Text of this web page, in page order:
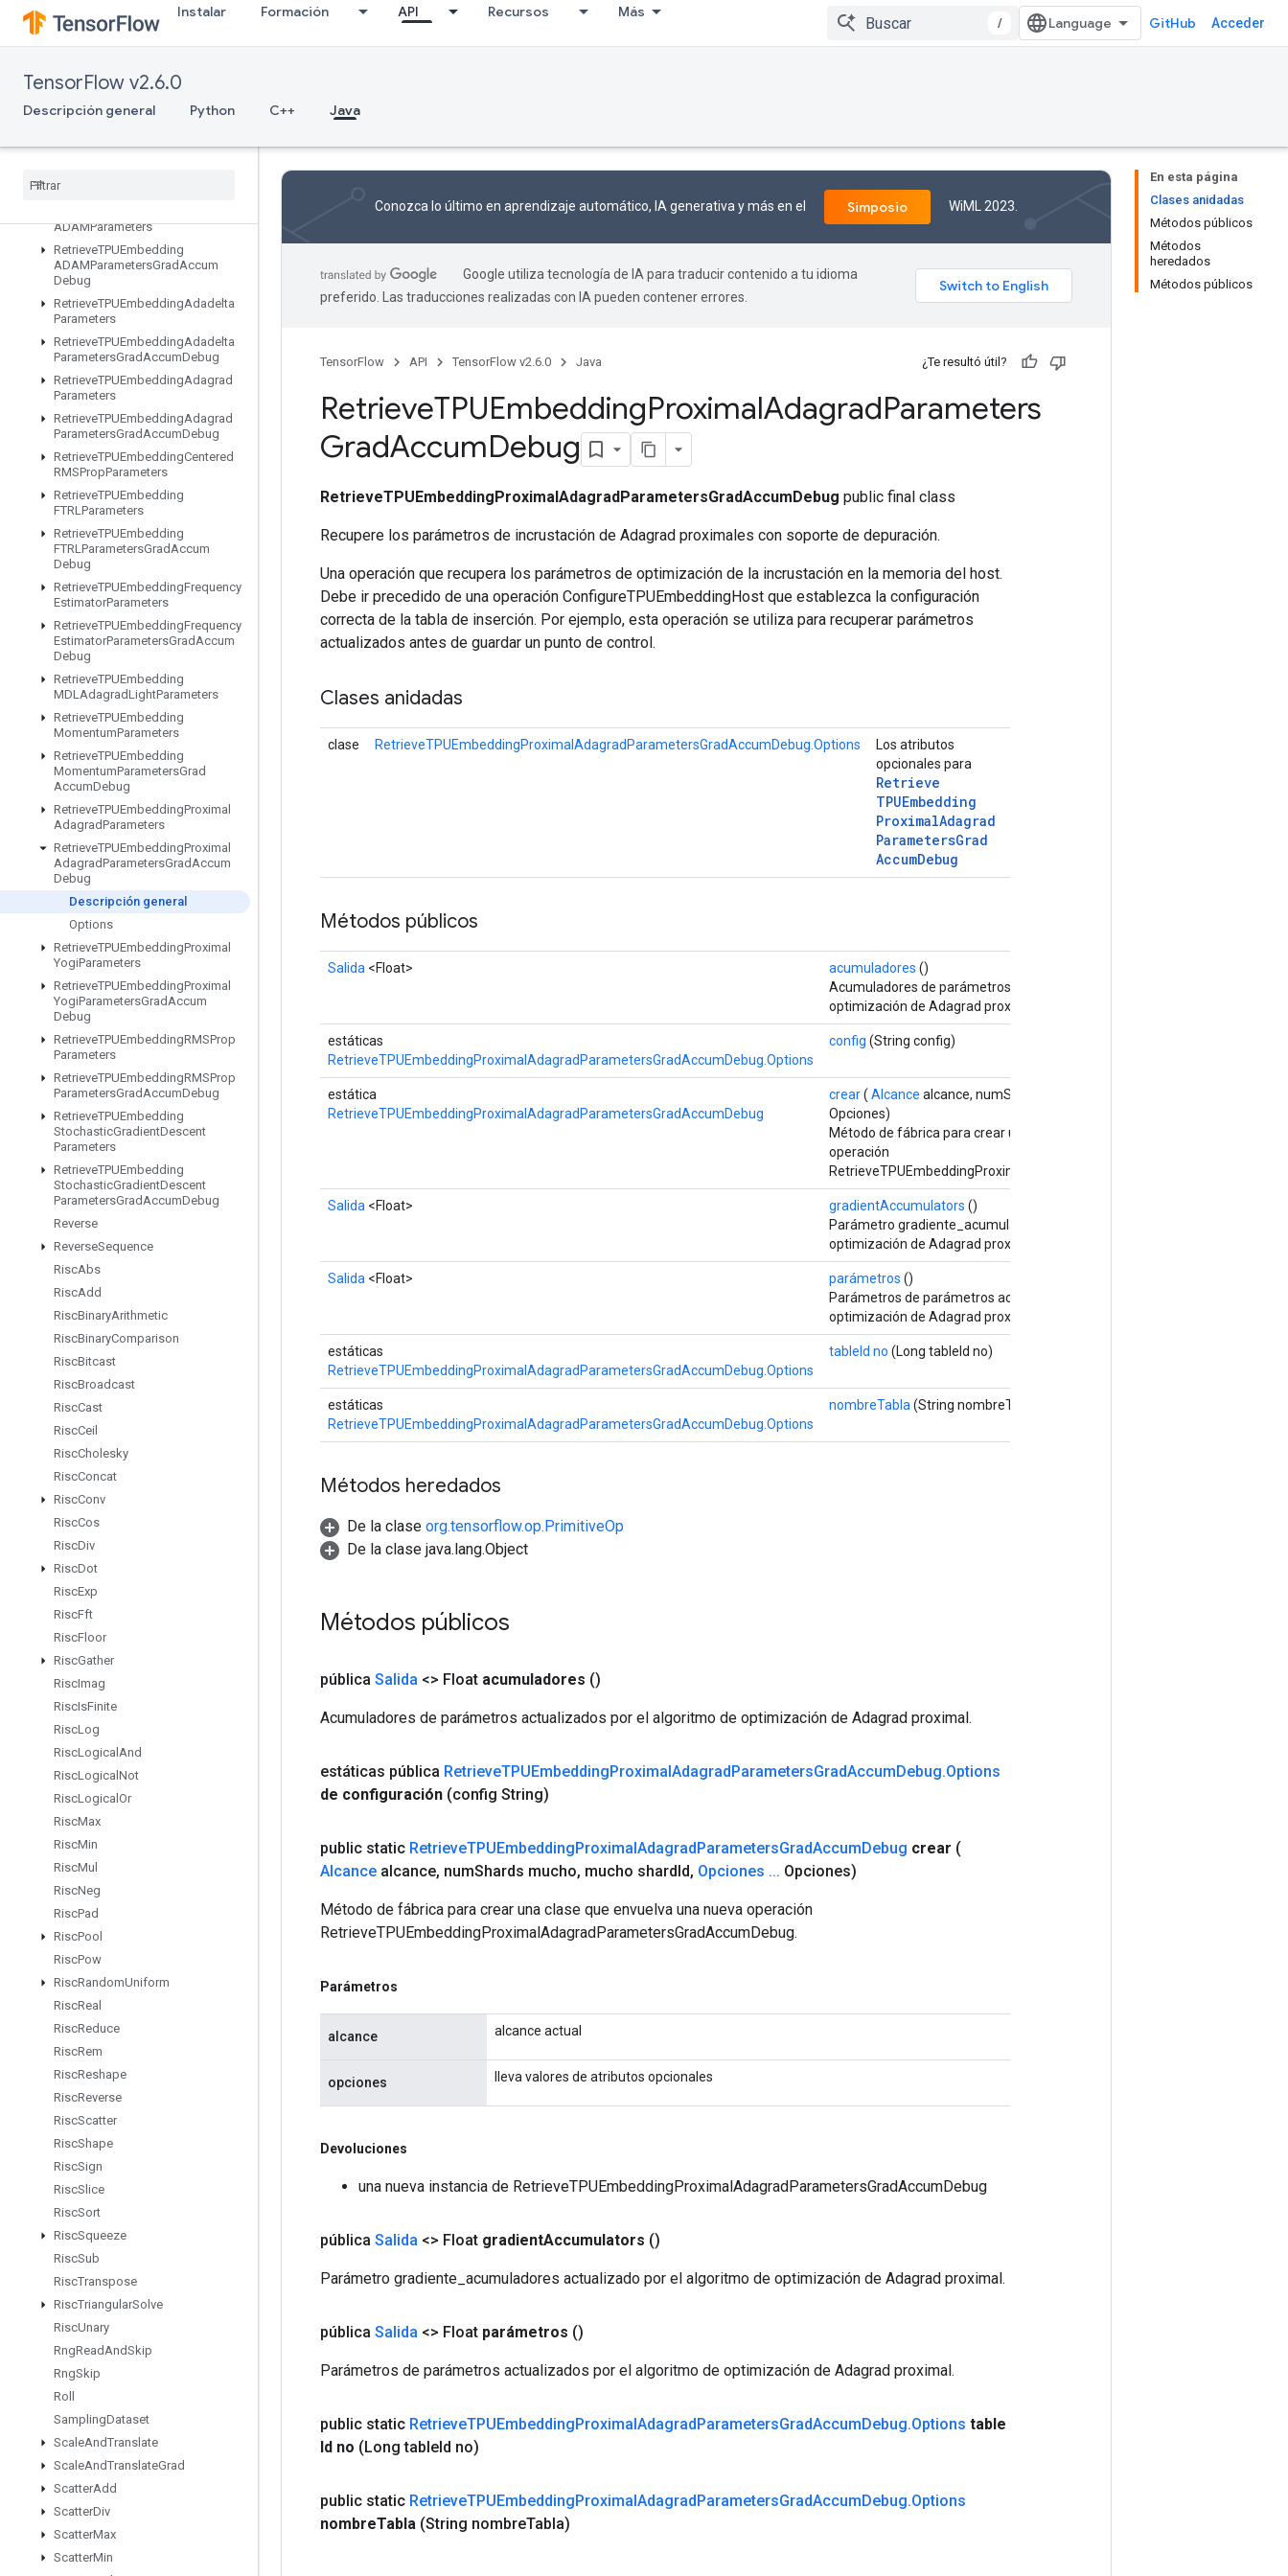
Instalar Formación API Recursos Más
/ GitHub Acceder
TensorFlow v2.6.0
Descripción general Python C++ Java
ResourceScatterNdMin
ResourceScatterNdSub
ResourceScatterSub
ResourceScatterUpdate
ResourceSparseApplyKeras
Resource
ADAMParameters
RetrieveTPUEmbedding
ADAMParametersGradAccum
Debug
RetrieveTPUEmbeddingAdadelta
Parameters
RetrieveTPUEmbeddingAdadelta
ParametersGradAccumDebug
RetrieveTPUEmbeddingAdagrad
Parameters
RetrieveTPUEmbeddingAdagrad
ParametersGradAccumDebug
RetrieveTPUEmbeddingCentered
RMSPropParameters
RetrieveTPUEmbedding
FTRLParameters
RetrieveTPUEmbedding
FTRLParametersGradAccum
Debug
RetrieveTPUEmbeddingFrequency
EstimatorParameters
RetrieveTPUEmbeddingFrequency
EstimatorParametersGradAccum
Debug
RetrieveTPUEmbedding
MDLAdagradLightParameters
RetrieveTPUEmbedding
MomentumParameters
RetrieveTPUEmbedding
MomentumParametersGrad
AccumDebug
RetrieveTPUEmbeddingProximal
AdagradParameters
RetrieveTPUEmbeddingProximal
AdagradParametersGradAccum
Debug
Descripción general
Options
RetrieveTPUEmbeddingProximal
YogiParameters
RetrieveTPUEmbeddingProximal
YogiParametersGradAccum
Debug
RetrieveTPUEmbeddingRMSProp
Parameters
RetrieveTPUEmbeddingRMSProp
ParametersGradAccumDebug
RetrieveTPUEmbedding
StochasticGradientDescent
Parameters
RetrieveTPUEmbedding
StochasticGradientDescent
ParametersGradAccumDebug
Reverse
ReverseSequence
RiscAbs
RiscAdd
RiscBinaryArithmetic
RiscBinaryComparison
RiscBitcast
RiscBroadcast
RiscCast
RiscCeil
RiscCholesky
RiscConcat
RiscConv
RiscCos
RiscDiv
RiscDot
RiscExp
RiscFft
RiscFloor
RiscGather
RiscImag
RiscIsFinite
RiscLog
RiscLogical And
RiscLogical Not
RiscLogical Or
RiscMax
RiscMin
RiscMul
RiscNeg
RiscPad
RiscPool
RiscPow
RiscRandomUniform
RiscReal
RiscReduce
RiscRem
RiscReshape
RiscReverse
RiscScatter
RiscShape
RiscSign
RiscSlice
RiscSort
RiscSqueeze
RiscSub
RiscTranspose
RiscTriangularSolve
RiscUnary
RngReadAndSkip
RngSkip
Roll
SamplingDataset
ScaleAndTranslate
ScaleAndTranslateGrad
ScatterAdd
ScatterDiv
ScatterMax
ScatterMin
En esta página
Clases anidadas
Métodos públicos
Métodos
heredados
Métodos públicos
Conozca lo último en aprendizaje automático, IA generativa y más en el Simposio WiML 2023.
Google utiliza tecnología de IA para traducir contenido a tu idioma
preferido. Las traducciones realizadas con IA pueden contener errores.
TensorFlow API TensorFlow v2.6.0 Java ¿Te resultó útil?
RetrieveTPUEmbeddingProximalAdagradParameters
GradAccumDebug
RetrieveTPUEmbeddingProximalAdagradParametersGradAccumDebug public final class
Recupere los parámetros de incrustación de Adagrad proximales con soporte de depuración.
Una operación que recupera los parámetros de optimización de la incrustación en la memoria del host.
Debe ir precedido de una operación ConfigureTPUEmbeddingHost que establezca la configuración
correcta de la tabla de inserción. Por ejemplo, esta operación se utiliza para recuperar parámetros
actualizados antes de guardar un punto de control.
Clases anidadas
clase RetrieveTPUEmbeddingProximalAdagradParametersGradAccumDebug.Options
Los atributos
opcionales para
Retrieve
TPUEmbedding
ProximalAdagrad
ParametersGrad
AccumDebug
Métodos públicos
Salida <Float> acumuladores ()
Acumuladores de parámetros actualizados por el algoritmo de
optimización de Adagrad proximal.
estáticas
RetrieveTPUEmbeddingProximalAdagradParametersGradAccumDebug.Options
config (String config)
estática
RetrieveTPUEmbeddingProximalAdagradParametersGradAccumDebug
crear( Alcance alcance, numShards mucho, mucho shardId,
Opciones)
Método de fábrica para crear una clase que envuelva una nueva
operación
RetrieveTPUEmbeddingProximalAdagradParametersGradAccumDebug.
Salida <Float> gradientAccumulators ()
Parámetro gradiente_acumuladores actualizado por el algoritmo de
optimización de Adagrad proximal.
Salida <Float> parámetros ()
Parámetros de parámetros actualizados por el algoritmo de
optimización de Adagrad proximal.
estáticas
RetrieveTPUEmbeddingProximalAdagradParametersGradAccumDebug.Options
tableId no (Long tableId no)
estáticas
RetrieveTPUEmbeddingProximalAdagradParametersGradAccumDebug.Options
nombreTabla (String nombreTabla)
Métodos heredados
De la clase org.tensorflow.op.PrimitiveOp
De la clase java.lang.Object
Métodos públicos
pública Salida <> Float acumuladores ()
Acumuladores de parámetros actualizados por el algoritmo de optimización de Adagrad proximal.
estáticas pública RetrieveTPUEmbeddingProximalAdagradParametersGradAccumDebug.Options
de configuración (config String)
public static RetrieveTPUEmbeddingProximalAdagradParametersGradAccumDebug crear (
Alcance alcance, numShards mucho, mucho shardId, Opciones ... Opciones)
Método de fábrica para crear una clase que envuelva una nueva operación
RetrieveTPUEmbeddingProximalAdagradParametersGradAccumDebug.
Parámetros
alcance alcance actual
opciones lleva valores de atributos opcionales
Devoluciones
una nueva instancia de RetrieveTPUEmbeddingProximalAdagradParametersGradAccumDebug
pública Salida <> Float gradientAccumulators ()
Parámetro gradiente_acumuladores actualizado por el algoritmo de optimización de Adagrad proximal.
pública Salida <> Float parámetros ()
Parámetros de parámetros actualizados por el algoritmo de optimización de Adagrad proximal.
public static RetrieveTPUEmbeddingProximalAdagradParametersGradAccumDebug.Options table
Id no (Long tableId no)
public static RetrieveTPUEmbeddingProximalAdagradParametersGradAccumDebug.Options
nombreTabla (String nombreTabla)